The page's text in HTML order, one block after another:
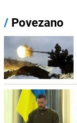
/ Povezano